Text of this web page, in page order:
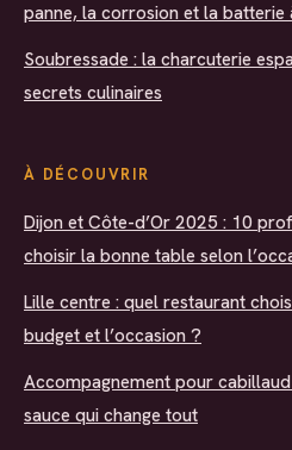
panne, la corrosion et la batterie
Soubressade : la charcuterie
secrets culinaires
À DÉCOUVRIR
Dijon et Côte-d’Or 2025 : 10
choisir la bonne table selon
Lille centre : quel restaurant
budget et l’occasion ?
Accompagnement pour
sauce qui change tout